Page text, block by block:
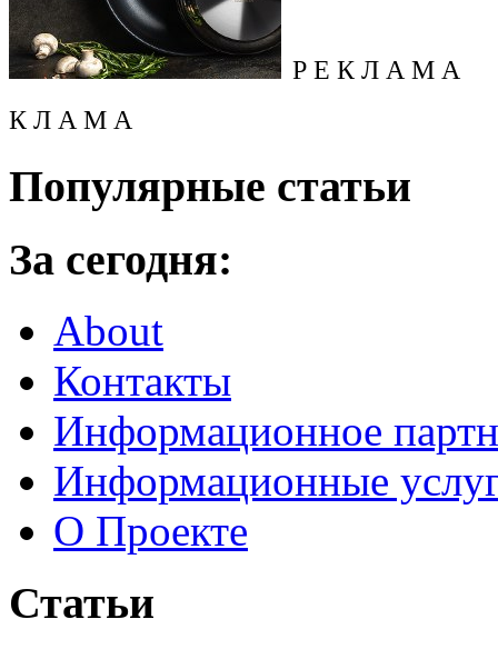
Р Е К Л А М А
К Л А М А
Популярные статьи
За сегодня:
About
Контакты
Информационное
Информационные
О Проекте
Статьи